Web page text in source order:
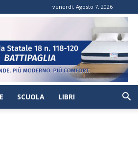
venerdì, Agosto 7, 2026
SCUOLA LIBRI